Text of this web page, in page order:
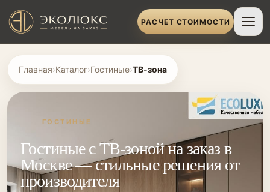
РАСЧЕТ СТОИМОСТИ
Главная›Каталог›Гостиные›ТВ-зона
ГОСТИНЫЕ
Гостиные с ТВ-зоной на заказ в
Москве — стильные решения от
производителя